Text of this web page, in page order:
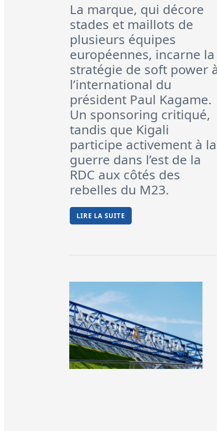
La marque, qui décore
stades et maillots de
plusieurs équipes
européennes, incarne la
stratégie de soft power
l’international du
président Paul Kagame.
Un sponsoring critiqué,
tandis que Kigali
participe activement à la
guerre dans l’est de la
RDC aux côtés des
rebelles du M23.
LIRE LA SUITE